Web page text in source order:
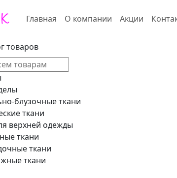
Главная О компании Акции
товаров
блузочные ткани
ткани
верхней одежды
ткани
ткани
ткани